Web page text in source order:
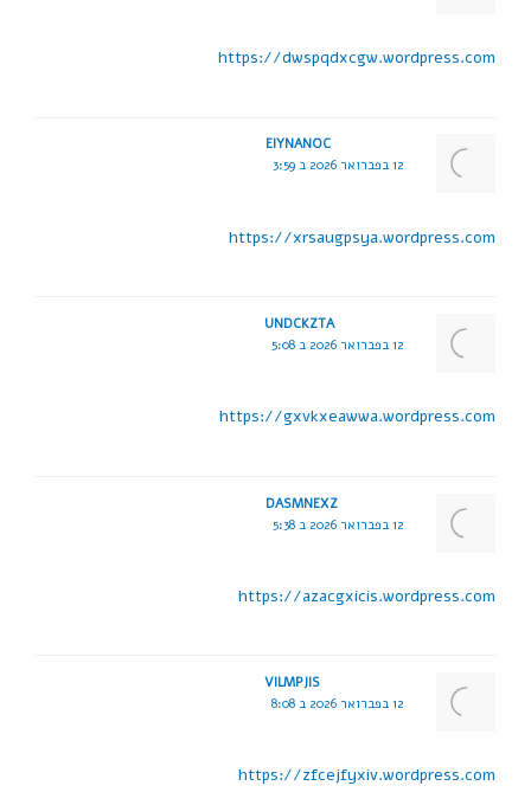
https://dwspqdxcgw.wordpress.com
EIYNANOC
12 בפברואר 2026 ב 3:59
https://xrsaugpsya.wordpress.com
UNDCKZTA
12 בפברואר 2026 ב 5:08
https://gxvkxeawwa.wordpress.com
DASMNEXZ
12 בפברואר 2026 ב 5:38
https://azacgxicis.wordpress.com
VILMPJIS
12 בפברואר 2026 ב 8:08
https://zfcejfyxiv.wordpress.com